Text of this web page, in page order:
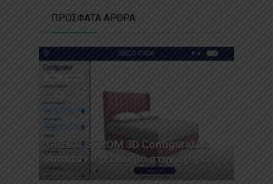
ΠΡΟΣΦΑΤΑ ΑΡΘΡΑ
GRECO STROM 3D Configurator:
Από τον σχεδιασμό στην αγορά